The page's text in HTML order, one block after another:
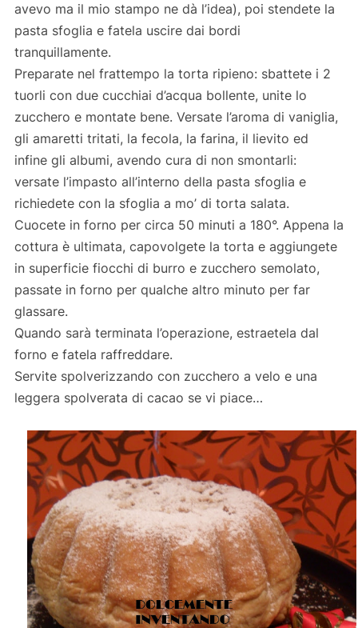
avevo ma il mio stampo ne dà l’idea), poi stendete la
pasta sfoglia e fatela uscire dai bordi
tranquillamente.
Preparate nel frattempo la torta ripieno: sbattete i 2
tuorli con due cucchiai d’acqua bollente, unite lo
zucchero e montate bene. Versate l’aroma di vaniglia,
gli amaretti tritati, la fecola, la farina, il lievito ed
infine gli albumi, avendo cura di non smontarli:
versate l’impasto all’interno della pasta sfoglia e
richiedete con la sfoglia a mo’ di torta salata.
Cuocete in forno per circa 50 minuti a 180°. Appena la
cottura è ultimata, capovolgete la torta e aggiungete
in superficie fiocchi di burro e zucchero semolato,
passate in forno per qualche altro minuto per far
glassare.
Quando sarà terminata l’operazione, estraetela dal
forno e fatela raffreddare.
Servite spolverizzando con zucchero a velo e una
leggera spolverata di cacao se vi piace…